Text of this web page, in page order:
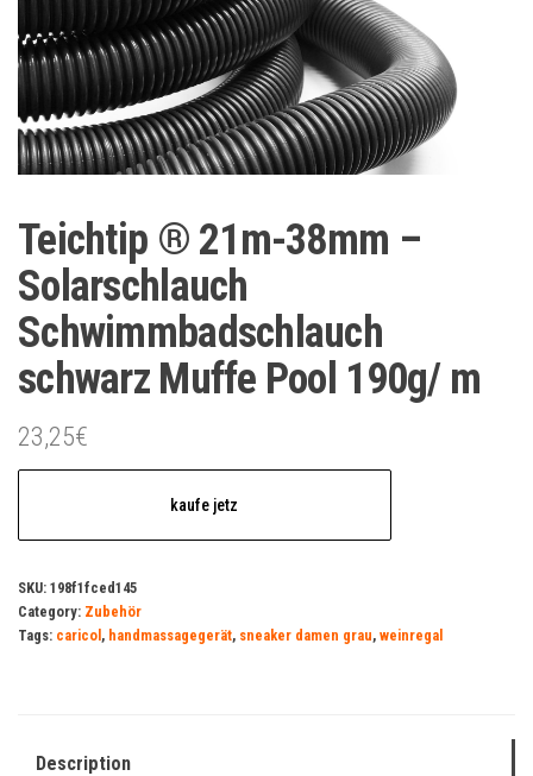
Teichtip ® 21m-38mm –
Solarschlauch
Schwimmbadschlauch
schwarz Muffe Pool 190g/ m
23,25€
kaufe jetz
SKU: 198f1fced145
Category: Zubehör
Tags: caricol , handmassagegerät, sneaker damen grau, weinregal
Description